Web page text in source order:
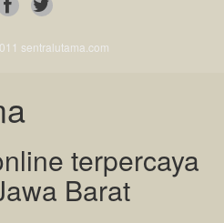
sentralutama.com
terpercaya
Barat